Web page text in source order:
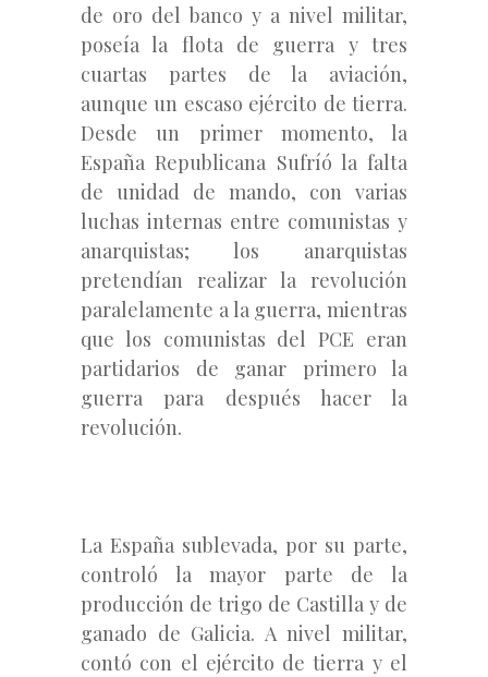
de oro del banco y a nivel militar,
poseía la flota de guerra y tres
cuartas partes de la aviación,
aunque un escaso ejército de tierra.
Desde un primer momento, la
España Republicana Sufríó la falta
de unidad de mando, con varias
luchas internas entre comunistas y
anarquistas; los anarquistas
pretendían realizar la revolución
paralelamente a la guerra, mientras
que los comunistas del PCE eran
partidarios de ganar primero la
guerra para después hacer la
revolución.
La España sublevada, por su parte,
controló la mayor parte de la
producción de trigo de Castilla y de
ganado de Galicia. A nivel militar,
contó con el ejército de tierra y el